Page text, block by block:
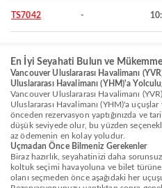
TS7042 -
En İyi Seyahati Bulun ve
Vancouver Uluslararası Havalimanı
Uluslararası Havalimanı (YHM)'a
Vancouver Uluslararası Havalimanı
Uluslararası Havalimanı (YHM)'a
önceden rezervasyon yaptığınızda ve
düşük seviyede olur, bu yüzden
az ödemenin en kolay yoludur.
Uçmadan Önce Bilmeniz Gerekenler
Biraz hazırlık, seyahatinizi daha
koltuk seçimi havayoluna ve bilet
olanı seçmeden önce aşağıdaki her